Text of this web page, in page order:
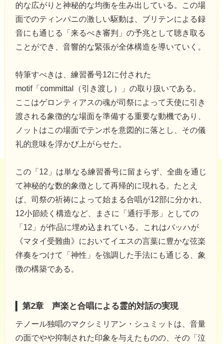
的な広がりと神秘的な均衡を生み出している。この場
面でのティンパニの激しい駆動は、ブリテンによる録
音にも通じる「来るべき審判」の予兆として聴き取る
ことができ、音響的な緊張が全体構造を導いていく。
特筆すべきは、練習番号12に付された
motif「committal（引き渡し）」の取り扱いである。
ここはゲロンティアスの魂が司祭によって天使に引き
渡される象徴的な場面を準備する重要な動機であり、
ノットはこの場面でテンポを意図的に落とし、その儀
礼的意味を浮かび上がらせた。
この「12」は単なる練習番号に留まらず、全曲を通じ
て神秘的な数的象徴として再帰的に現れる。たとえ
ば、司祭の祈祷によって始まる合唱が12部に分かれ、
12小節続く構造など、まさに「通行手形」としての
「12」が作品に埋め込まれている。これはバッハが
《マタイ受難曲》においてイエスの言葉に豊かな弦楽
伴奏をつけて「神性」を強調した手法にも通じる、象
徴の構築である。
第2章 声楽と合唱による霊的対話の実現
テノール独唱のマクシミリアン・シュミットは、音量
の面でやや抑制された印象を与えたものの、その「泣